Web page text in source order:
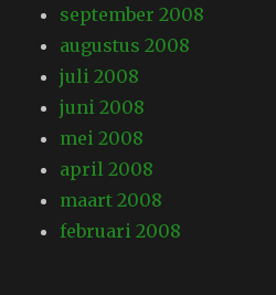
september 2008
augustus 2008
juli 2008
juni 2008
mei 2008
april 2008
maart 2008
februari 2008